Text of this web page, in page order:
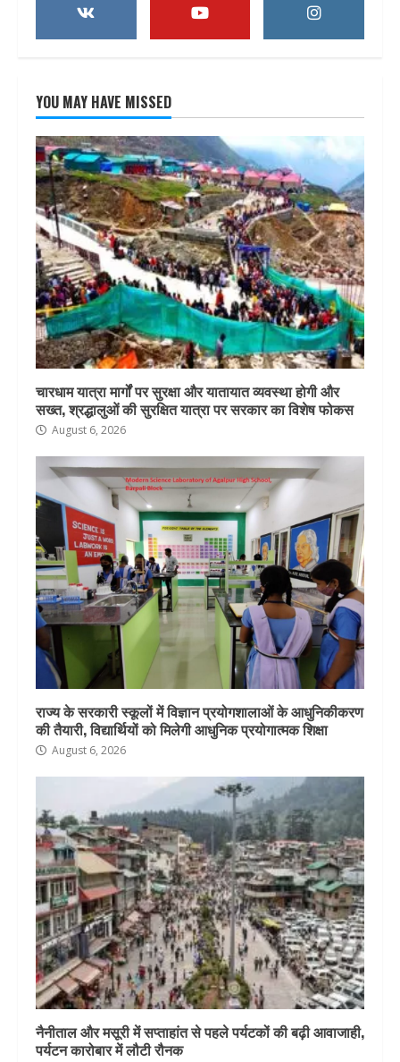
YOU MAY HAVE MISSED
चारधाम यात्रा मार्गों पर सुरक्षा और यातायात व्यवस्था होगी और
सख्त, श्रद्धालुओं की सुरक्षित यात्रा पर सरकार का विशेष फोकस
August 6, 2026
राज्य के सरकारी स्कूलों में विज्ञान प्रयोगशालाओं के आधुनिकीकरण
की तैयारी, विद्यार्थियों को मिलेगी आधुनिक प्रयोगात्मक शिक्षा
August 6, 2026
नैनीताल और मसूरी में सप्ताहांत से पहले पर्यटकों की बढ़ी आवाजाही,
पर्यटन कारोबार में लौटी रौनक